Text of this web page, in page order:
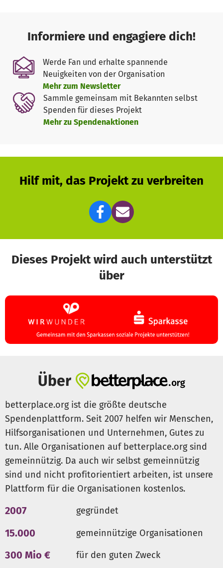
Informiere und engagiere dich!
Werde Fan und erhalte spannende
Neuigkeiten von der Organisation
Mehr zum Newsletter
Sammle gemeinsam mit Bekannten selbst
Spenden für dieses Projekt
Mehr zu Spendenaktionen
Hilf mit, das Projekt zu verbreiten
Dieses Projekt wird auch unterstützt
über
Über
betterplace.org ist die größte deutsche
Spendenplattform. Seit 2007 helfen wir Menschen,
Hilfsorganisationen und Unternehmen, Gutes zu
tun. Alle Organisationen auf betterplace.org sind
gemeinnützig. Da auch wir selbst gemeinnützig
sind und nicht profitorientiert arbeiten, ist unsere
Plattform für die Organisationen kostenlos.
2007 gegründet
15.000 gemeinnützige Organisationen
300 Mio € für den guten Zweck